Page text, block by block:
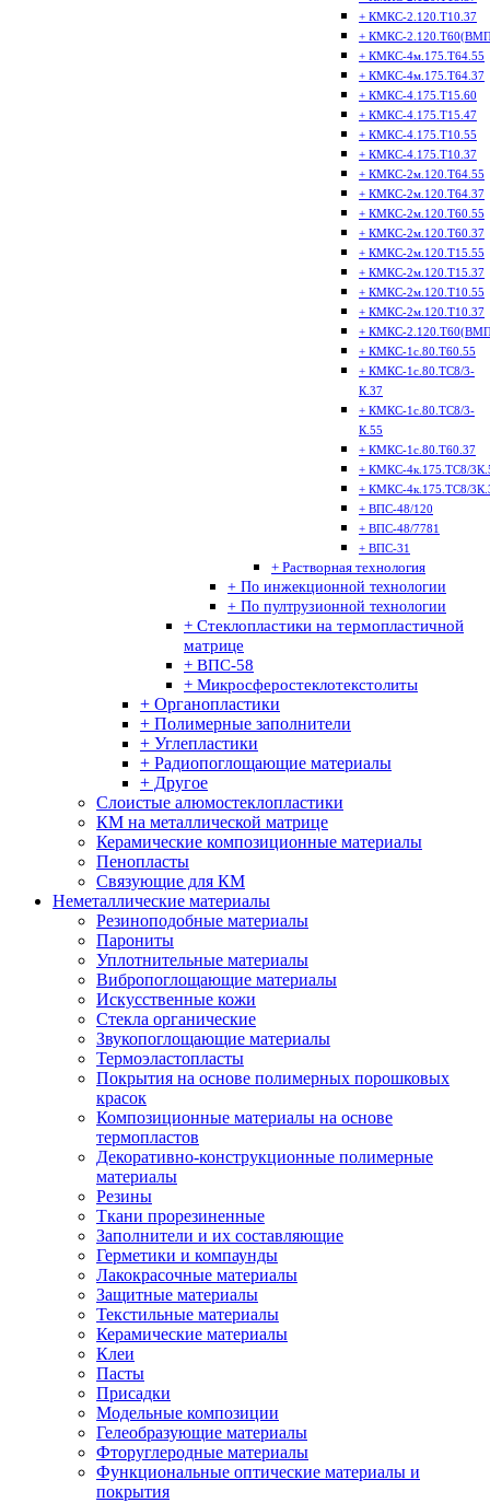
+ КМКС-2.120.Т10.37
+ КМКС-
+ КМКС-4м.175.Т64.55
+ КМКС-4м.175.Т64.37
+ КМКС-4.175.Т15.60
+ КМКС-4.175.Т15.47
+ КМКС-4.175.Т10.55
+ КМКС-4.175.Т10.37
+ КМКС-2м.120.Т64.55
+ КМКС-2м.120.Т64.37
+ КМКС-2м.120.Т60.55
+ КМКС-2м.120.Т60.37
+ КМКС-2м.120.Т15.55
+ КМКС-2м.120.Т15.37
+ КМКС-2м.120.Т10.55
+ КМКС-2м.120.Т10.37
+ КМКС-
+ КМКС-1с.80.Т60.55
+ КМКС-1с.80.ТС8/3-
К.37
+ КМКС-1с.80.ТС8/3-
К.55
+ КМКС-1с.80.Т60.37
+ КМКС-4к.175.ТС8/
+ КМКС-4к.175.ТС8/
+ ВПС-48/120
+ ВПС-48/7781
+ ВПС-31
+ Растворная технология
+ По инжекционной технологии
+ По пултрузионной технологии
+ Стеклопластики на термопластичной
матрице
+ ВПС-58
+ Микросферостеклотекстолиты
+ Органопластики
+ Полимерные заполнители
+ Углепластики
+ Радиопоглощающие материалы
+ Другое
Слоистые алюмостеклопластики
КМ на металлической матрице
Керамические композиционные материалы
Пенопласты
Связующие для КМ
Неметаллические материалы
Резиноподобные материалы
Парониты
Уплотнительные материалы
Вибропоглощающие материалы
Искусственные кожи
Стекла органические
Звукопоглощающие материалы
Термоэластопласты
Покрытия на основе полимерных порошковых
красок
Композиционные материалы на основе
термопластов
Декоративно-конструкционные полимерные
материалы
Резины
Ткани прорезиненные
Заполнители и их составляющие
Герметики и компаунды
Лакокрасочные материалы
Защитные материалы
Текстильные материалы
Керамические материалы
Клеи
Пасты
Присадки
Модельные композиции
Гелеобразующие материалы
Фторуглеродные материалы
Функциональные оптические материалы и
покрытия